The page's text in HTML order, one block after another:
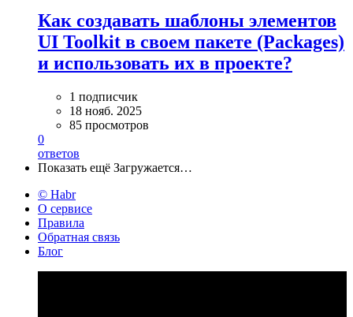
Как создавать шаблоны элементов
UI Toolkit в своем пакете (Packages)
и использовать их в проекте?
1 подписчик
18 нояб. 2025
85 просмотров
0
ответов
Показать ещё Загружается…
© Habr
О сервисе
Правила
Обратная связь
Блог